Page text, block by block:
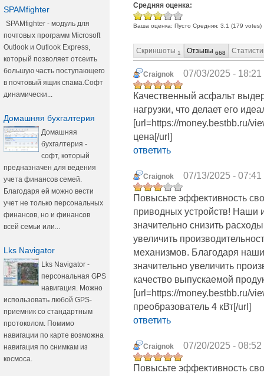
SPAMfighter
SPAMfighter - модуль для
почтовых программ Microsoft
Outlook и Outlook Express,
который позволяет отсеить
большую часть поступающего
в почтовый ящик спама.Софт
динамически...
Домашняя бухгалтерия
Домашняя
бухгалтерия -
софт, который
предназначен для ведения
учета финансов семей.
Благодаря ей можно вести
учет не только персональных
финансов, но и финансов
всей семьи или...
Lks Navigator
Lks Navigator -
персональная GPS
навигация. Можно
использовать любой GPS-
приемник со стандартным
протоколом. Помимо
навигации по карте возможна
навигация по снимкам из
космоса.
Средняя оценка:
Ваша оценка: Пусто Средняя: 3.1 (179 votes)
Скриншоты 1 Отзывы 668
Craignok 07/03/2025 - 18:21
Качественный асфальт
нагрузки, что делает его
[url=https://money.bestbb.ru/
цена[/url]
ответить
Craignok 07/13/2025 - 07:41
Повысьте эффективность
приводных устройств! Наши
значительно снизить
увеличить
механизмов. Благодаря
значительно увеличить
качество выпускаемой
[url=https://money.bestbb.ru/
преобразователь 4 кВт[/url]
ответить
Craignok 07/20/2025 - 08:52
Повысьте эффективность